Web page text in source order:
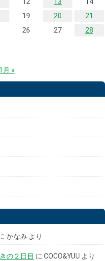
19 20
21
26 27
28
月 »
かなみ より
の２日目 に COCO&YUU より